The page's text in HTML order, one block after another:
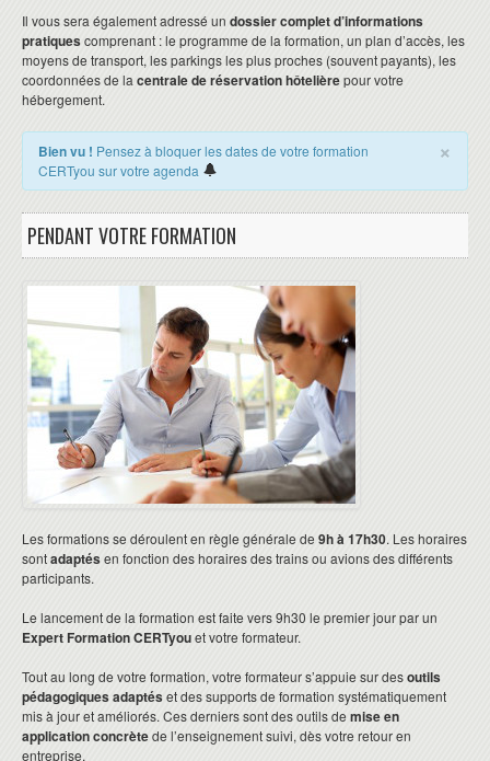
Il vous sera également adressé un dossier complet d’informations
pratiquescomprenant : le programme de la formation, un plan d’accès, les
moyens de transport, les parkings les plus proches (souvent payants), les
coordonnées de la centrale de réservation hôtelièrepour votre
hébergement.
×
Bien vu ! Pensez à bloquer les dates de votre formation
CERTyou sur votre agenda
PENDANT VOTRE FORMATION
Les formations se déroulent en règle générale de 9h à 17h30. Les horaires
sontadaptésen fonction des horaires des trains ou avions des différents
participants.
Le lancement de la formation est faite vers 9h30 le premier jour par un
Expert Formation CERTyouet votre formateur.
Tout au long de votre formation, votre formateur s’appuie sur desoutils
pédagogiques adaptéset des supports de formation systématiquement
mis à jour et améliorés. Ces derniers sont des outils demise en
application concrètede l’enseignement suivi, dès votre retour en
entreprise.